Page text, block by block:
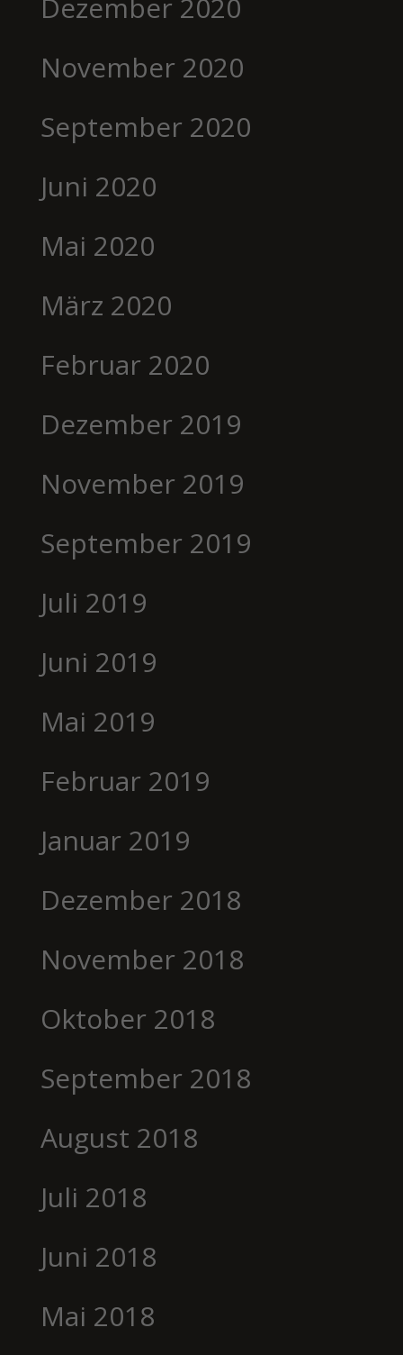
November 2020
September 2020
Juni 2020
Mai 2020
März 2020
Februar 2020
Dezember 2019
November 2019
September 2019
Juli 2019
Juni 2019
Mai 2019
Februar 2019
Januar 2019
Dezember 2018
November 2018
Oktober 2018
September 2018
August 2018
Juli 2018
Juni 2018
Mai 2018